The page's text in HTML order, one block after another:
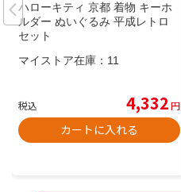
ハローキティ 京都 着物 キーホ
ルダー ぬいぐるみ 平成レトロ
セット
マイストア在庫： 11
税込 4,332円
カートに入れる